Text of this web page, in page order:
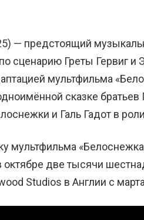
— предстоящий
сценарию Греты Гервиг
мультфильма
сказке
и Галь Гадот в
мультфильма
две тысячи
Studios в Англии с